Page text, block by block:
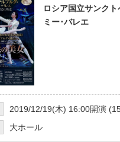
ロシア国立サンク
ミー･バレエ
2019/12/19(木) 16:00開演 (
大ホール